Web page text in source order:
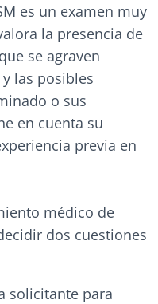
es un examen muy
la presencia de
se agraven
las posibles
o sus
en cuenta su
previa en
médico de
dos cuestiones
solicitante para